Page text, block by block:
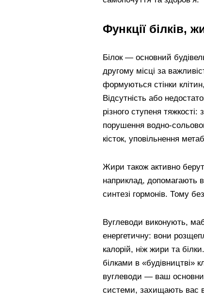
Функції білків,
Білок — основний
другому місці за
формуються стінки
Відсутність або
різного ступеня
порушення водно-
кісток, уповільнення
Жири також активно
наприклад, допомагають
синтезі гормонів. Тому
Вуглеводи виконують,
енергетичну: вони
калорій, ніж жири та
білками в «будівництві»
вуглеводи — ваш
системи, захищають вас